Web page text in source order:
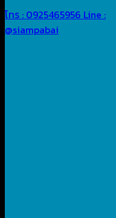
โทร : 0925465956 Line :
@siampabai